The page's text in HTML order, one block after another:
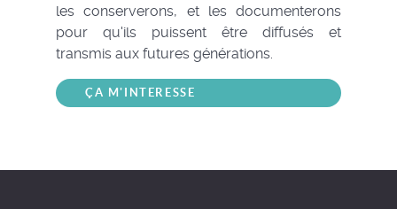
les conserverons, et les documenterons
pour qu'ils puissent être diffusés et
transmis aux futures générations.
ÇA M'INTERESSE